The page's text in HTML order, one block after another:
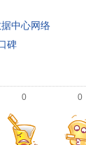
中心网络
碑
0 0